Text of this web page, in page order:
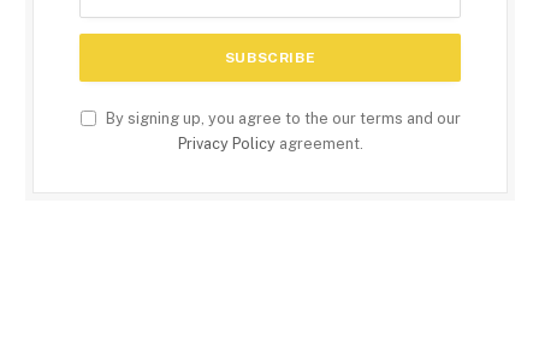
By signing up, you agree to the our terms and our
Privacy Policyagreement.